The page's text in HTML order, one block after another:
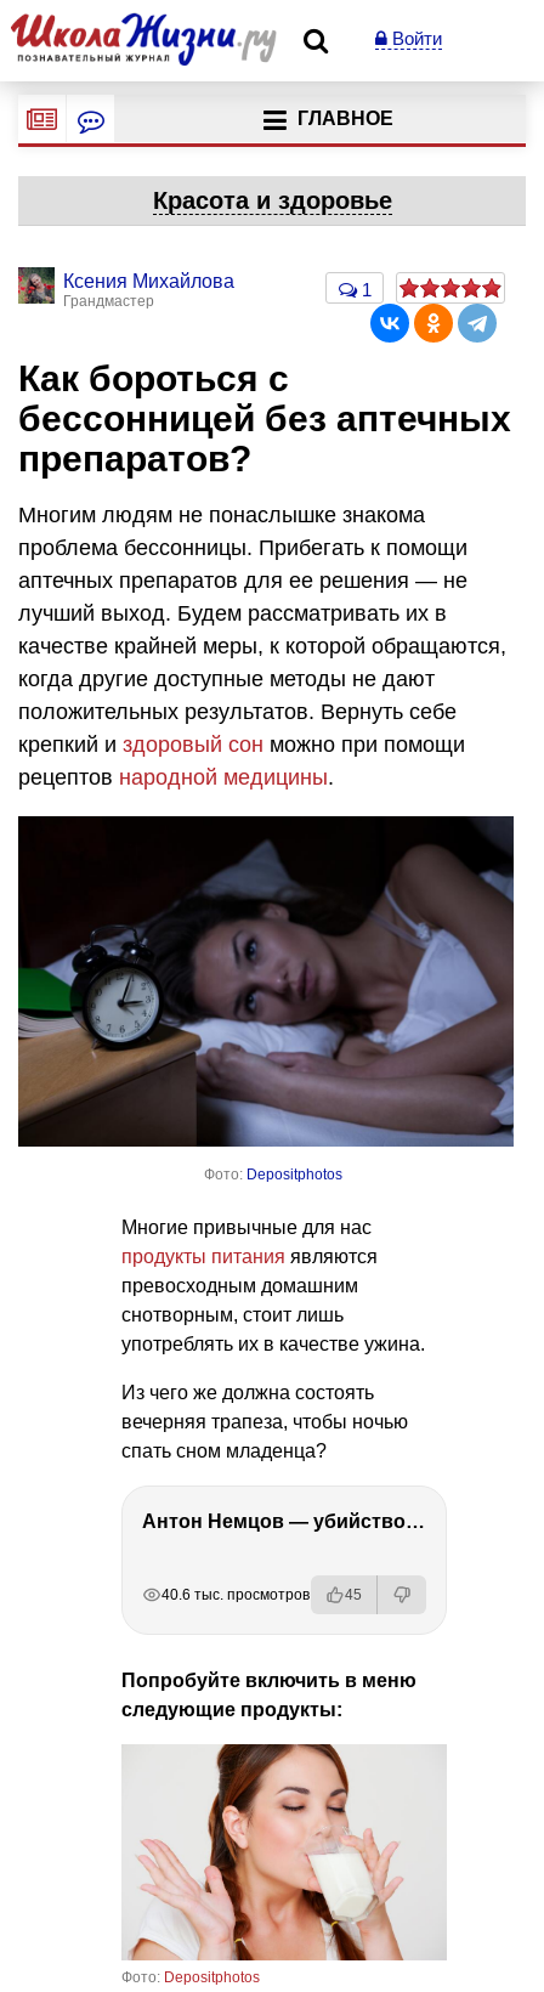
Войти
ГЛАВНОЕ
Красота и здоровье
Ксения Михайлова
Грандмастер
1
Как бороться с
бессонницей без аптечных
препаратов?
Многим людям не понаслышке знакома
проблема бессонницы. Прибегать к помощи
аптечных препаратов для ее решения — не
лучший выход. Будем рассматривать их в
качестве крайней меры, к которой обращаются,
когда другие доступные методы не дают
положительных результатов. Вернуть себе
крепкий и здоровый сон можно при помощи
рецептов народной медицины.
Фото: Depositphotos
Многие привычные для нас
продукты питания являются
превосходным домашним
снотворным, стоит лишь
употреблять их в качестве ужина.
Из чего же должна состоять
вечерняя трапеза, чтобы ночью
спать сном младенца?
Антон Немцов — убийство Бориса Немцова, переезд в Дубай, семья и политика
40.6 тыс. просмотров 45
Попробуйте включить в меню
следующие продукты:
Фото: Depositphotos